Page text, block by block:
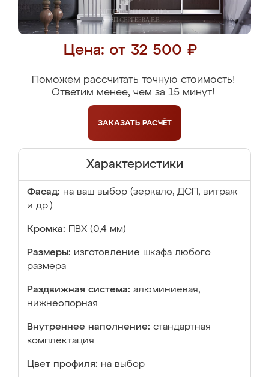
Цена: от 32 500 ₽
Поможем рассчитать точную стоимость!
Ответим менее, чем за 15 минут!
ЗАКАЗАТЬ РАСЧЁТ
Характеристики
Фасад: на ваш выбор (зеркало, ДСП, витраж
и др.)
Кромка: ПВХ (0,4 мм)
Размеры: изготовление шкафа любого
размера
Раздвижная система: алюминиевая,
нижнеопорная
Внутреннее наполнение: стандартная
комплектация
Цвет профиля: на выбор